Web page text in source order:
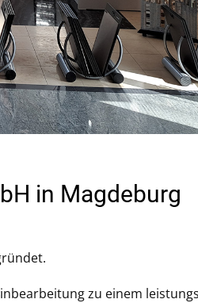
in Magdeburg
zu einem